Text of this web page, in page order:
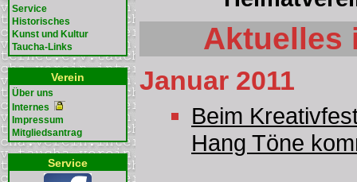
Service
Historisches
Kunst und Kultur
Taucha-Links
Verein
Über uns
Internes
Impressum
Mitgliedsantrag
Service
Aktuelles
Januar 2011
Beim
Hang Töne